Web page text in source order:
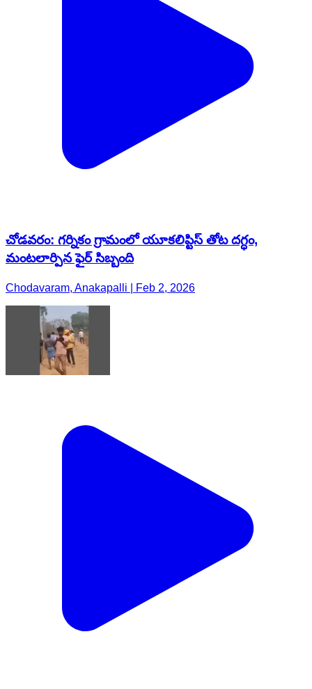
చోడవరం: గర్నికం గ్రామంలో యూకలిప్టిస్ తోట దగ్ధం,
మంటలార్పిన ఫైర్ సిబ్బంది
Chodavaram, Anakapalli | Feb 2, 2026